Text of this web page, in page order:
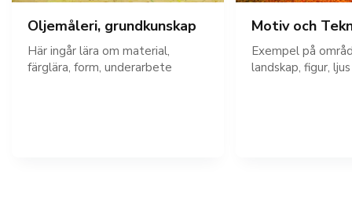
Oljemåleri, grundkunskap
Här ingår lära om material,
färglära, form, underarbete
Motiv och
Exempel på
landskap, figur,